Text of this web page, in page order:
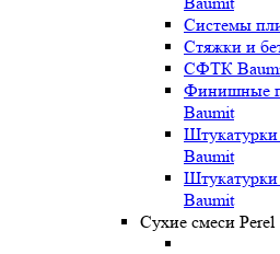
Системы
Стяжки и
СФТК
Финишные
Baumit
Штукатурки
Baumit
Baumit
Сухие смеси Perel